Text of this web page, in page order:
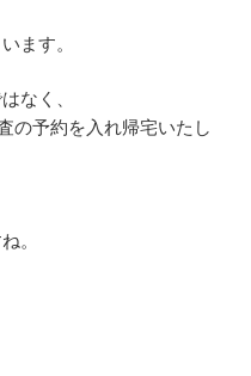
ます。
なく、
の予約を入れ帰宅いたし
。